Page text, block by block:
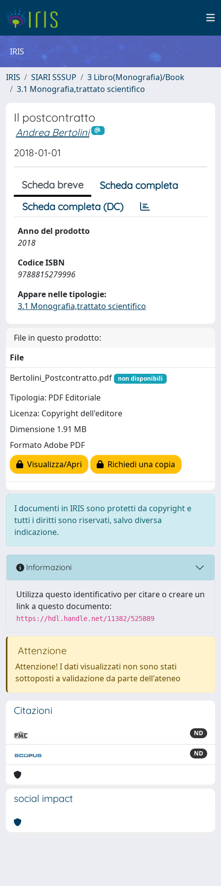
IRIS
IRIS SIARI SSSUP
3 Libro(Monografia)/Book
3.1 Monografia,trattato scientifico
Il postcontratto
Andrea Bertolini
2018-01-01
Scheda breve
Scheda completa
Scheda completa (DC)
Anno del prodotto
2018
Codice ISBN
9788815279996
Appare nelle tipologie:
3.1 Monografia,trattato scientifico
File in questo prodotto:
File
Bertolini_Postcontratto.pdf
non disponibili
Tipologia: PDF Editoriale
Licenza: Copyright dell'editore
Dimensione 1.91 MB
Formato Adobe PDF
Visualizza/Apri
Richiedi una copia
I documenti in IRIS sono protetti da copyright e
tutti i diritti sono riservati, salvo diversa
indicazione.
Informazioni
Utilizza questo identificativo per citare o creare un
link a questo documento:
https://hdl.handle.net/11382/525889
Attenzione
Attenzione! I dati visualizzati non sono stati
sottoposti a validazione da parte dell'ateneo
Citazioni
ND
ND
social impact